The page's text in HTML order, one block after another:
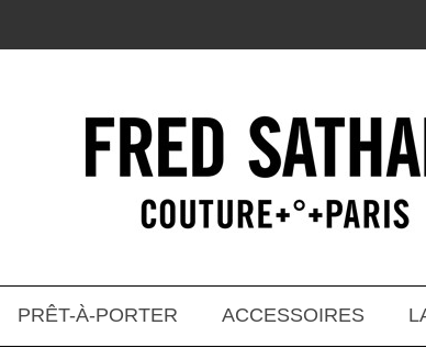
PRÊT-À-PORTER ACCESSOIRES